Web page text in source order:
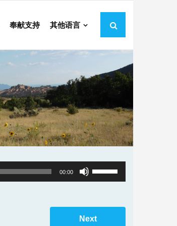
奉献支持 其他语言
00:00
Use
Up/Down
to
Next